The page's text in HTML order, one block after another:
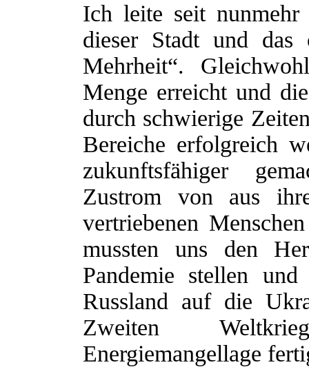
Ich leite seit nunmehr
dieser Stadt und das
Mehrheit“.
Menge erreicht und
durch schwierige
Bereiche erfolgreich
zukunftsfähiger
Zustrom von aus
vertriebenen
mussten uns den
Pandemie stellen
Russland auf die
Zweiten
Energiemangellage